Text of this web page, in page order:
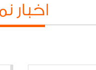
اخبار